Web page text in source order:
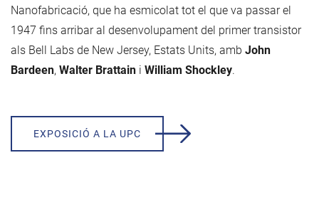
Nanofabricació, que ha esmicolat tot el que va passar el
1947 fins arribar al desenvolupament del primer transistor
als Bell Labs de New Jersey, Estats Units, amb John
Bardeen, Walter Brattain i William Shockley.
EXPOSICIÓ A LA UPC